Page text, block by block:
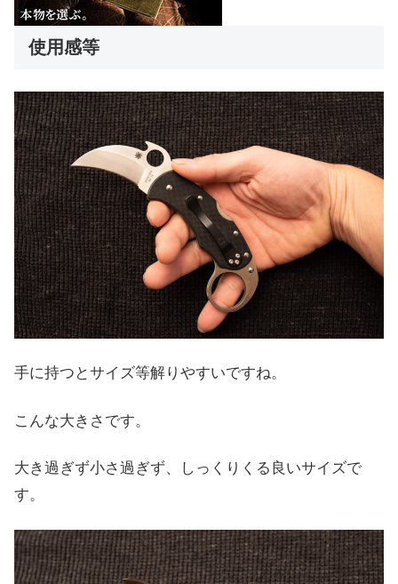
使用感等
手に持つとサイズ等解りやすいですね。
こんな大きさです。
大き過ぎず小さ過ぎず、しっくりくる良いサイズで
す。